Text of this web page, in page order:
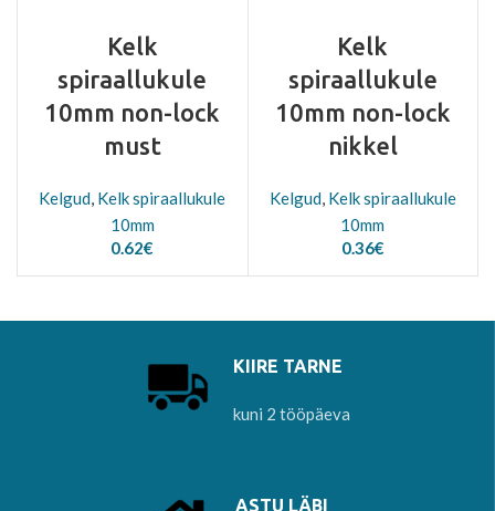
Kelk
spiraallukule
10mm non-lock
must
Kelgud, Kelk spiraallukule
10mm
0.62€
Kelk
spiraallukule
10mm non-lock
nikkel
Kelgud, Kelk spiraallukule
10mm
0.36€
KIIRE TARNE
kuni 2 tööpäeva
ASTU LÄBI